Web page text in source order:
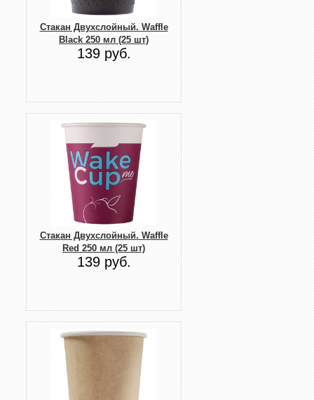
Стакан Двухслойный. Waffle
Black 250 мл (25 шт)
139 руб.
Стакан Двухслойный. Waffle
Red 250 мл (25 шт)
139 руб.